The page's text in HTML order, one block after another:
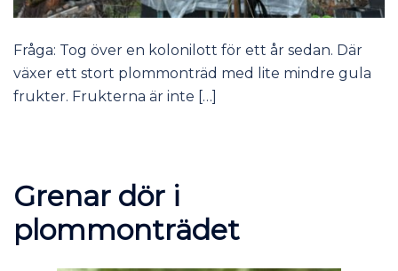
Fråga: Tog över en kolonilott för ett år sedan. Där
växer ett stort plommonträd med lite mindre gula
frukter. Frukterna är inte […]
Grenar dör i
plommonträdet